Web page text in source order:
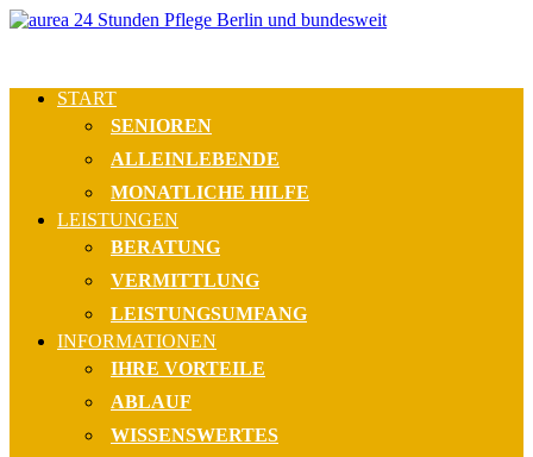
START
SENIOREN
ALLEINLEBENDE
MONATLICHE HILFE
LEISTUNGEN
BERATUNG
VERMITTLUNG
LEISTUNGSUMFANG
INFORMATIONEN
IHRE VORTEILE
ABLAUF
WISSENSWERTES